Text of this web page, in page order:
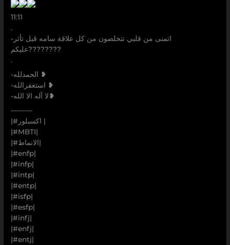
11:11
.
-اتمنى من قلبي تتخلصون من كل علاقة سامه قبل تأثر
عليكم????????
.
-الحمدلله ❥
-استغفرالله ❥
-لا آله الا الله❥
———
|#اكسبلور |
‏|#MBTI|
|#الانماط|
|#enfp|
|#infp|
|#intp|
|#entp|
|#isfp|
|#esfp|
|#infj|
|#enfj|
|#entj|